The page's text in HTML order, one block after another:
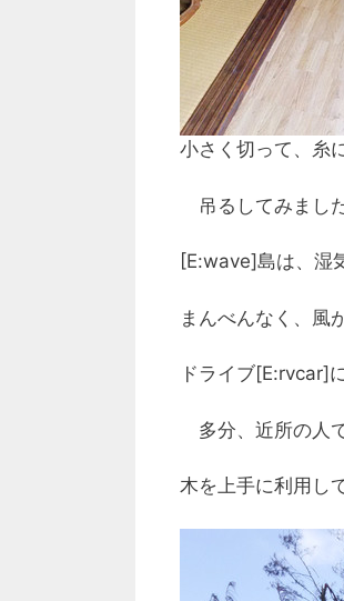
小さく切って、糸
吊るしてみまし
[E:wave]島は、湿
まんべんなく、風
ドライブ[E:rvcar]
多分、近所の人
木を上手に利用し